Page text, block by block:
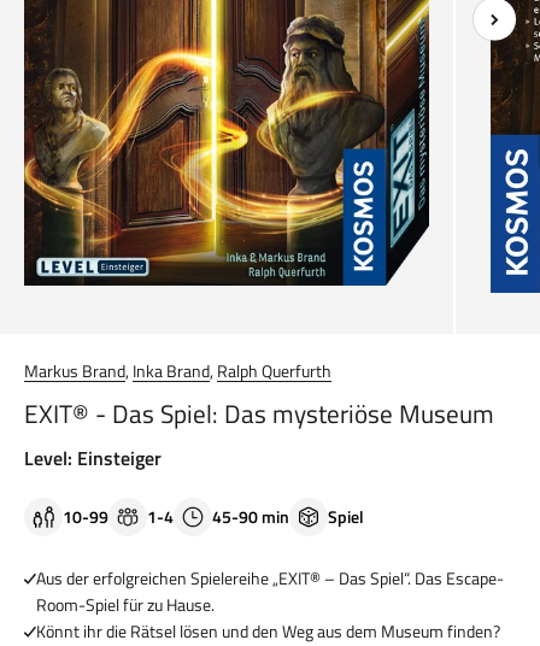
Markus Brand,Inka Brand,Ralph Querfurth
EXIT® - Das Spiel: Das mysteriöse Museum
Level: Einsteiger
10-99 1-4 45-90 min Spiel
Aus der erfolgreichen Spielereihe „EXIT® – Das Spiel“. Das Escape-
Room-Spiel für zu Hause.
Könnt ihr die Rätsel lösen und den Weg aus dem Museum finden?